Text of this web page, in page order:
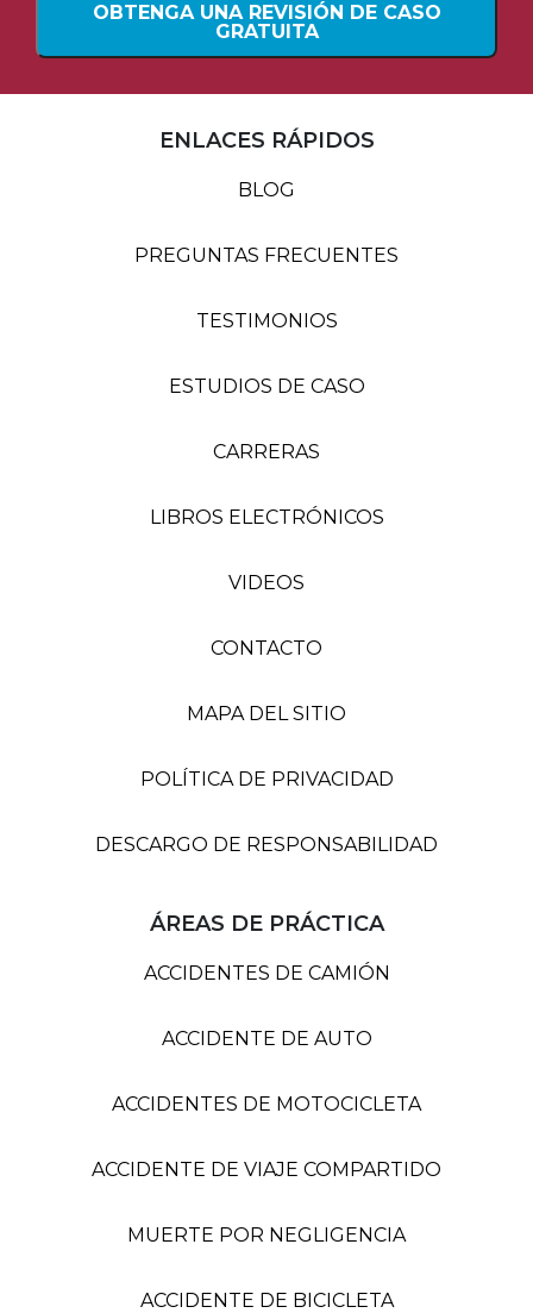
OBTENGA UNA REVISIÓN DE CASO
GRATUITA
ENLACES RÁPIDOS
BLOG
PREGUNTAS FRECUENTES
TESTIMONIOS
ESTUDIOS DE CASO
CARRERAS
LIBROS ELECTRÓNICOS
VIDEOS
CONTACTO
MAPA DEL SITIO
POLÍTICA DE PRIVACIDAD
DESCARGO DE RESPONSABILIDAD
ÁREAS DE PRÁCTICA
ACCIDENTES DE CAMIÓN
ACCIDENTE DE AUTO
ACCIDENTES DE MOTOCICLETA
ACCIDENTE DE VIAJE COMPARTIDO
MUERTE POR NEGLIGENCIA
ACCIDENTE DE BICICLETA